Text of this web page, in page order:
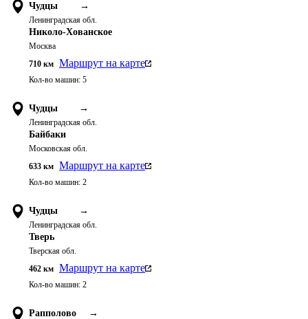
Чудцы →
Ленинградская обл.
Николо-Хованское
Москва
710 км Маршрут на карте
Кол-во машин: 5
Чудцы →
Ленинградская обл.
Байбаки
Московская обл.
633 км Маршрут на карте
Кол-во машин: 2
Чудцы →
Ленинградская обл.
Тверь
Тверская обл.
462 км Маршрут на карте
Кол-во машин: 2
Рапполово →